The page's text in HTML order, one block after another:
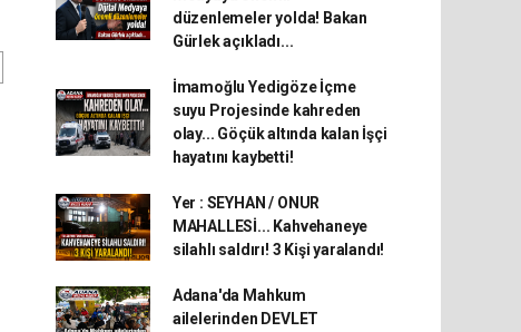
düzenlemeler yolda! Bakan
Gürlek açıkladı...
İmamoğlu Yedigöze İçme
suyu Projesinde kahreden
olay... Göçük altında kalan İşçi
hayatını kaybetti!
Yer : SEYHAN / ONUR
MAHALLESİ... Kahvehaneye
silahlı saldırı! 3 Kişi yaralandı!
Adana'da Mahkum
ailelerinden DEVLET